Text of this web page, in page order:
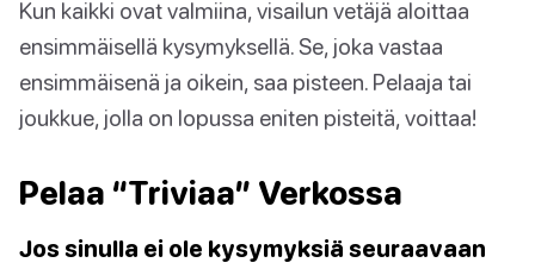
Kun kaikki ovat valmiina, visailun vetäjä aloittaa
ensimmäisellä kysymyksellä. Se, joka vastaa
ensimmäisenä ja oikein, saa pisteen. Pelaaja tai
joukkue, jolla on lopussa eniten pisteitä, voittaa!
Pelaa “Triviaa” Verkossa
Jos sinulla ei ole kysymyksiä seuraavaan